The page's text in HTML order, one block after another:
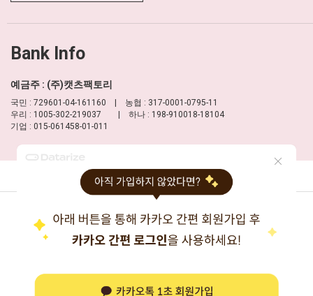
Bank Info
예금주 : (주)캣츠팩토리
국민 : 729601-04-161160 | 농협 : 317-0001-0795-11
우리 : 1005-302-219037 | 하나 : 198-910018-18104
기업 : 015-061458-01-011
이용약관 개인정보 처리방침 PC버전
상호 : 주식회사 캣츠팩토리
대표 : 신보현
주소 : 서울시 성동구 고산자로6길 40
TEL : 1688-8177
FAX : 02-457-2330